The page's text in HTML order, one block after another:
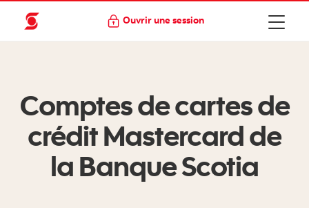
Ouvrir une session
Comptes de cartes de
crédit Mastercard de
la Banque Scotia